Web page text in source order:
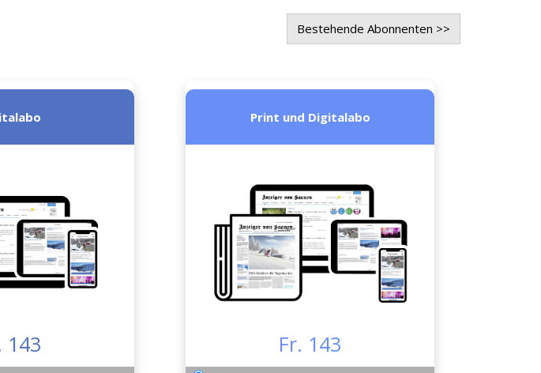
Bestehende Abonnenten >>
143
Print und Digitalabo
Fr. 143